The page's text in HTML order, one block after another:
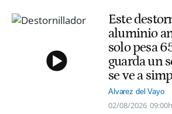
Este
aluminio
solo pesa
guarda un
se ve a
Alvarez del Vayo
02/08/2026 09:00h